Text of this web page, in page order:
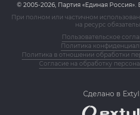
© 2005-2026, Партия «Единая
При полном или частичном
на ресурс
Пользовательское
Политика
Политика в отношении обработки
Согласие на обработку
Сделано в Extyl